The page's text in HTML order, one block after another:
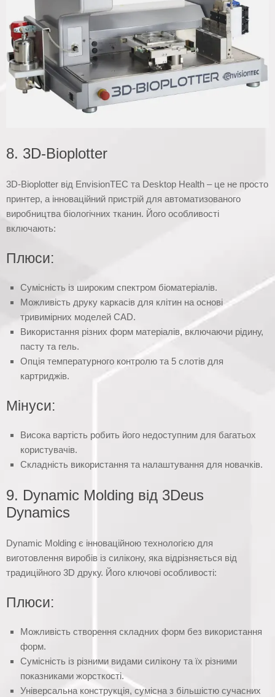
8. 3D-Bioplotter
3D-Bioplotter від EnvisionTEC та Desktop Health – це не просто
принтер, а інноваційний пристрій для автоматизованого
виробництва біологічних тканин. Його особливості
включають:
Плюси:
Сумісність із широким спектром біоматеріалів.
Можливість друку каркасів для клітин на основі
тривимірних моделей CAD.
Використання різних форм матеріалів, включаючи рідину,
пасту та гель.
Опція температурного контролю та 5 слотів для
картриджів.
Мінуси:
Висока вартість робить його недоступним для багатьох
користувачів.
Складність використання та налаштування для новачків.
9. Dynamic Molding від 3Deus
Dynamics
Dynamic Molding є інноваційною технологією для
виготовлення виробів із силікону, яка відрізняється від
традиційного 3D друку. Його ключові особливості:
Плюси:
Можливість створення складних форм без використання
форм.
Сумісність із різними видами силікону та їх різними
показниками жорсткості.
Універсальна конструкція, сумісна з більшістю сучасних